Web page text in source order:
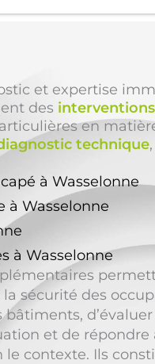
et expertise
des
en
technique
à Wasselonne
à Wasselonne
à Wasselonne
la sécurité des
et de répondre
le contexte. Ils